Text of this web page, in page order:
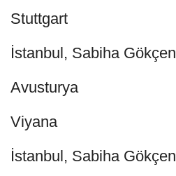
Stuttgart
İstanbul, Sabiha Gökçen
Avusturya
Viyana
İstanbul, Sabiha Gökçen